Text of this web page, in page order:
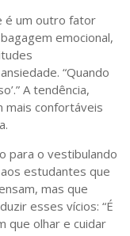
é um outro fator
emocional,
“Quando
A tendência,
mais confortáveis
para o vestibulando
estudantes que
mas que
esses vícios: “É
que olhar e cuidar